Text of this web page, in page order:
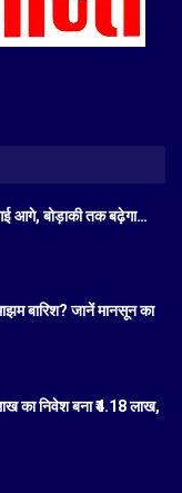
आगे, बोड़ाकी तक बढ़ेगा…
बारिश? जानें मानसून का
का निवेश बना ₹4.18 लाख,